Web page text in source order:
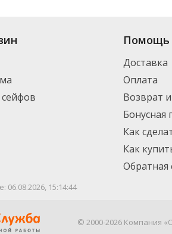
. В ассортименте
добавить его в корзину для дальнейшего
DPD. Для постоянных клиентов - скидка,
Помощь
Доставка
Оплата
Возврат
Бонусная
Как
Как
Обратная
15:14:44
© 2000-2026 Компания